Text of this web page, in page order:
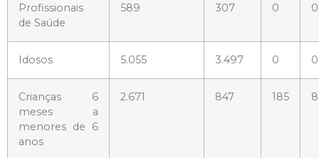
Profissionais
de Saúde
589 307 0 0
Idosos 5.055 3.497 0 0
Crianças 6
meses a
menores de 6
anos
2.671 847 185